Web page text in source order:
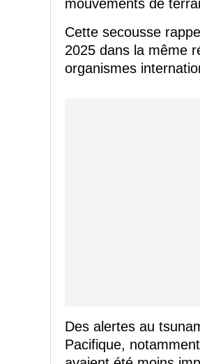
mouvements de
Cette secousse
2025 dans la même
organismes
Des alertes au
Pacifique,